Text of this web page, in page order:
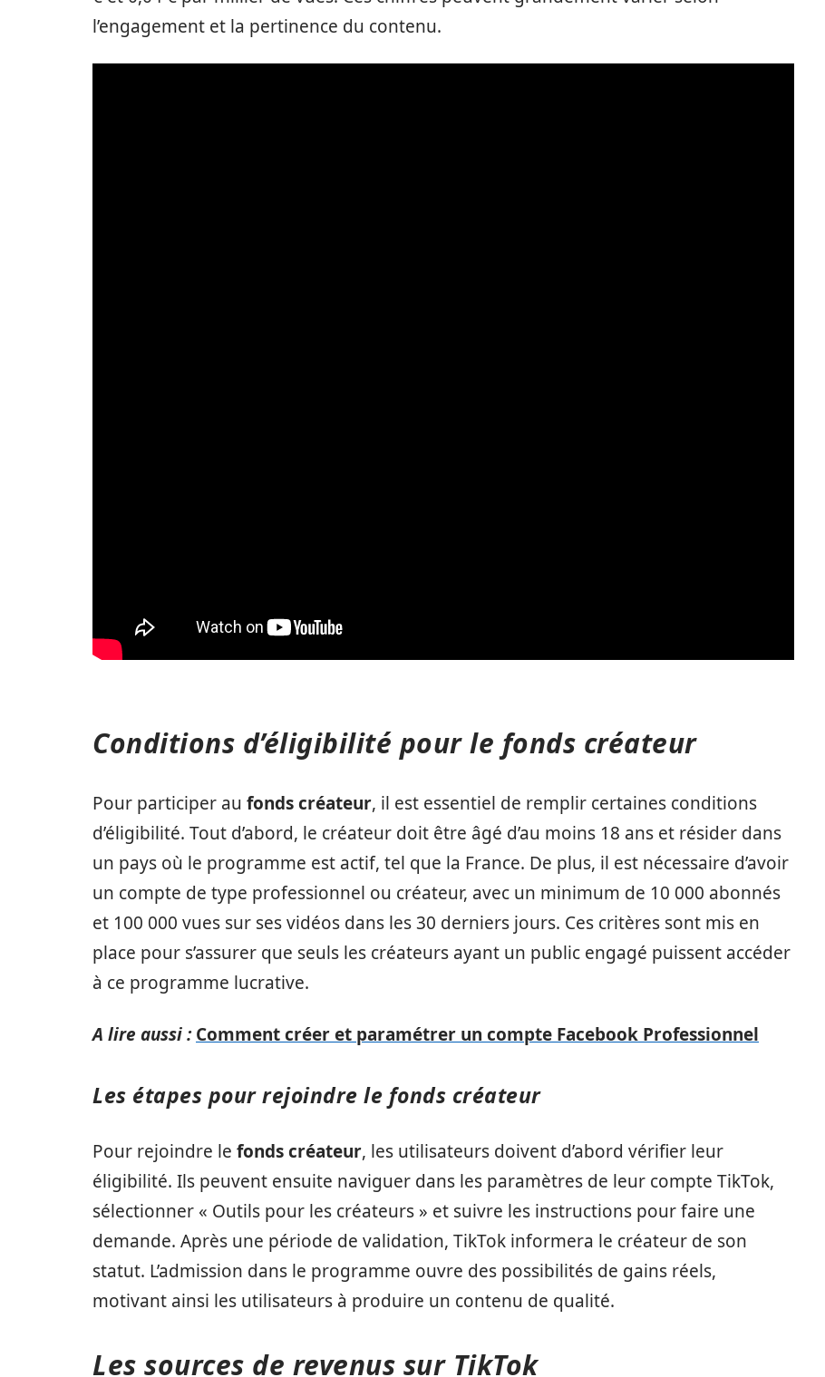
l’engagement et la pertinence du contenu.
Conditions d’éligibilité pour le fonds créateur
Pour participer au fonds créateur, il est essentiel de remplir certaines conditions
d’éligibilité. Tout d’abord, le créateur doit être âgé d’au moins 18 ans et résider dans
un pays où le programme est actif, tel que la France. De plus, il est nécessaire d’avoir
un compte de type professionnel ou créateur, avec un minimum de 10 000 abonnés
et 100 000 vues sur ses vidéos dans les 30 derniers jours. Ces critères sont mis en
place pour s’assurer que seuls les créateurs ayant un public engagé puissent accéder
à ce programme lucrative.
A lire aussi : Comment créer et paramétrer un compte Facebook Professionnel
Les étapes pour rejoindre le fonds créateur
Pour rejoindre le fonds créateur, les utilisateurs doivent d’abord vérifier leur
éligibilité. Ils peuvent ensuite naviguer dans les paramètres de leur compte TikTok,
sélectionner « Outils pour les créateurs » et suivre les instructions pour faire une
demande. Après une période de validation, TikTok informera le créateur de son
statut. L’admission dans le programme ouvre des possibilités de gains réels,
motivant ainsi les utilisateurs à produire un contenu de qualité.
Les sources de revenus sur TikTok